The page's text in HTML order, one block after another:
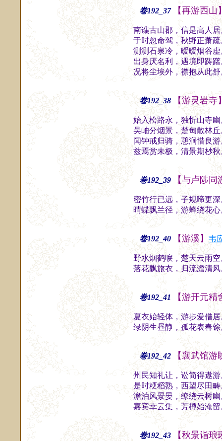
卷192_37 【再游西山
南谯古山郡，信是高人
于时忽命驾，秋野正萧
测测石泉冷，暧暧烟谷
出身厌名利，遇境即踌
况将尘埃外，襟抱从此舒
卷192_38 【游灵岩寺
始入松路永，独忻山寺
吴岫分烟景，楚甸散林
闻钟戒归骑，憩涧惜良
兹焉赏未极，清景期杪秋
卷192_39 【与卢陟
密竹行已远，子规啼更
晴蝶飘兰径，游蜂绕花
卷192_40 【游溪】韦
野水烟鹤唳，楚天云雨
落花飘旅衣，归流澹清
卷192_41 【游开元精
夏衣始轻体，游步爱僧
绿阴生昼静，孤花表春
卷192_42 【襄武馆游
州民知礼让，讼简得遨
是时粳稻熟，西望尽田
澹泊风景晏，缭绕云树
嘉宾幸云集，芳樽始淹
卷192_43 【秋景诣